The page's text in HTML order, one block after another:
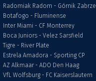
Radomiak Radom - Górnik Zabrze
Botafogo - Fluminense
Inter Miami - CF Monterrey
Boca Juniors - Velez Sarsfield
Tigre - River Plate
Estrela Amadora - Sporting CP
AZ Alkmaar - ADO Den Haag
VfL Wolfsburg - FC Kaiserslautern